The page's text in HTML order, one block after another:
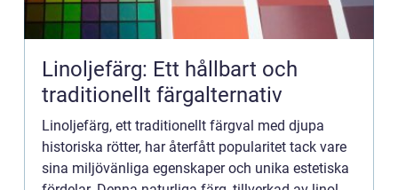
Linoljefärg: Ett hållbart och
traditionellt färgalternativ
Linoljefärg, ett traditionellt färgval med djupa
historiska rötter, har återfått popularitet tack vare
sina miljövänliga egenskaper och unika estetiska